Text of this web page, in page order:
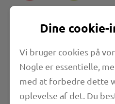
Dine
Vi bruger cookies på
Nogle er essentielle,
med at forbedre dette
oplevelse af det. Du